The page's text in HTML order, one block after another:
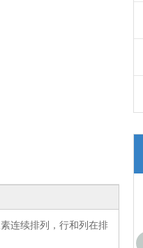
连续排列，行和列在排